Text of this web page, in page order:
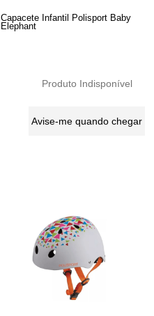
Capacete Infantil Polisport Baby
Elephant
Produto Indisponível
Avise-me quando chegar